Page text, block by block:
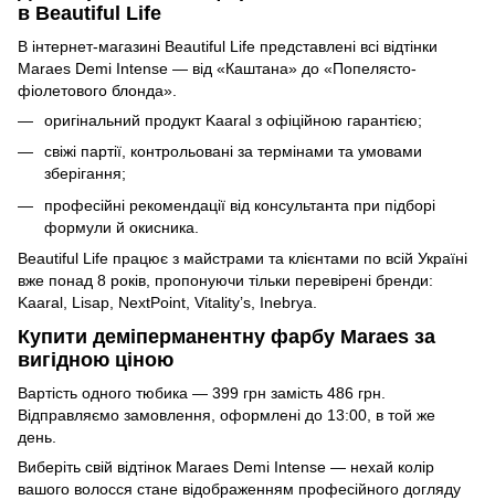
в Beautiful Life
В інтернет-магазині Beautiful Life представлені всі відтінки
Maraes Demi Intense — від «Каштана» до «Попелясто-
фіолетового блонда».
оригінальний продукт Kaaral з офіційною гарантією;
свіжі партії, контрольовані за термінами та умовами
зберігання;
професійні рекомендації від консультанта при підборі
формули й окисника.
Beautiful Life працює з майстрами та клієнтами по всій Україні
вже понад 8 років, пропонуючи тільки перевірені бренди:
Kaaral, Lisap, NextPoint, Vitality’s, Inebrya.
Купити деміперманентну фарбу Maraes за
вигідною ціною
Вартість одного тюбика — 399 грн замість 486 грн.
Відправляємо замовлення, оформлені до 13:00, в той же
день.
Виберіть свій відтінок Maraes Demi Intense — нехай колір
вашого волосся стане відображенням професійного догляду